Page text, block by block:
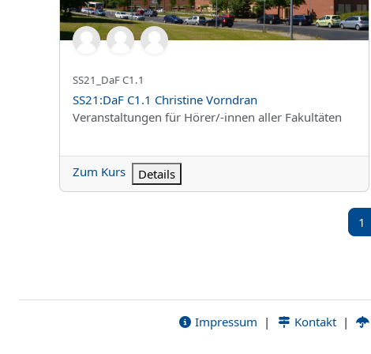
Kurzer Kursname
SS21_DaF C1.1
Kursname
SS21:DaF C1.1 Christine Vorndran
Kursbereich
Veranstaltungen für Hörer/-innen aller Fakultäten
Zum Kurs Details
1
Impressum | Kontakt |